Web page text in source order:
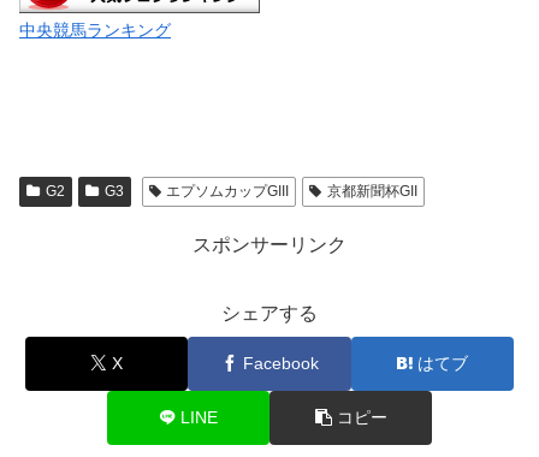
中央競馬ランキング
G2 G3 エプソムカップGIII 京都新聞杯GII
スポンサーリンク
シェアする
X Facebook はてブ
LINE コピー